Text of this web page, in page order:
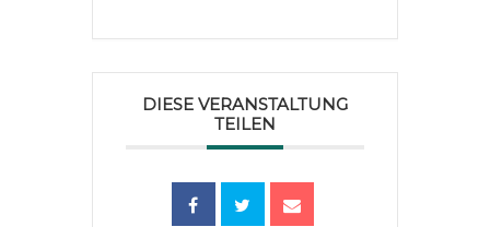
DIESE VERANSTALTUNG
TEILEN